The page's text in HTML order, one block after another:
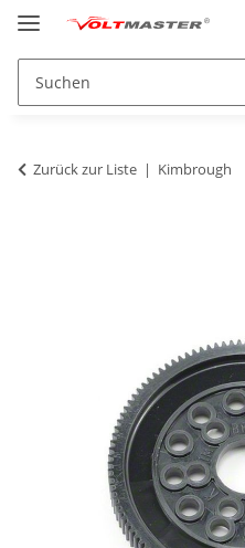
Zurück zur Liste Kimbrough